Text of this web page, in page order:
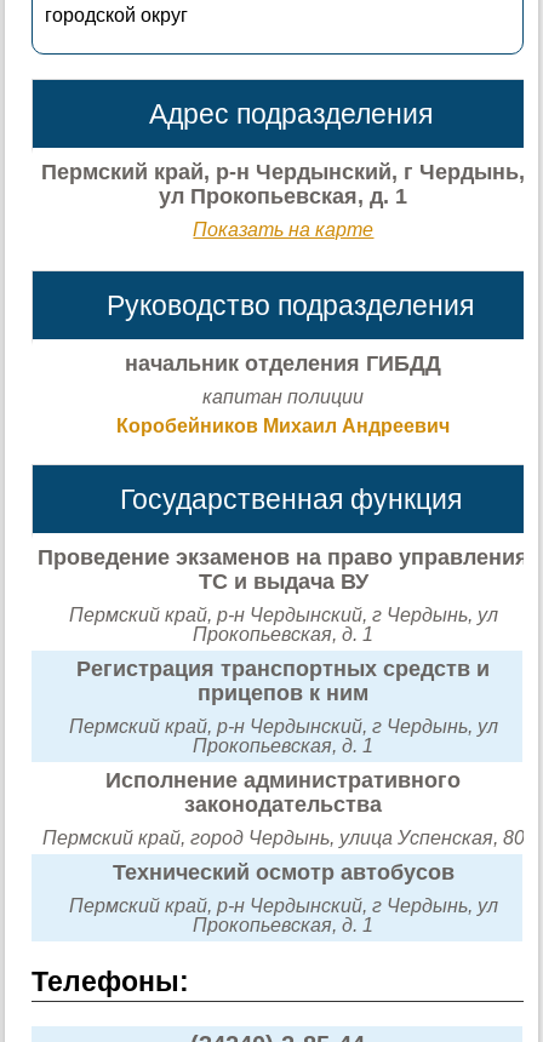
городской округ
Адрес подразделения
Пермский край, р-н Чердынский, г Чердынь,
ул Прокопьевская, д. 1
Показать на карте
Руководство подразделения
начальник отделения ГИБДД
капитан полиции
Коробейников Михаил Андреевич
Государственная функция
Проведение экзаменов на право управления
ТС и выдача ВУ
Пермский край, р-н Чердынский, г Чердынь, ул
Прокопьевская, д. 1
Регистрация транспортных средств и
прицепов к ним
Пермский край, р-н Чердынский, г Чердынь, ул
Прокопьевская, д. 1
Исполнение административного
законодательства
Пермский край, город Чердынь, улица Успенская, 80
Технический осмотр автобусов
Пермский край, р-н Чердынский, г Чердынь, ул
Прокопьевская, д. 1
Телефоны: